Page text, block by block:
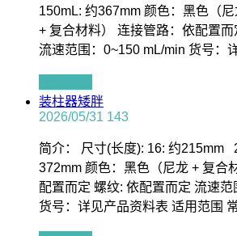
150mL: 约367mm 颜色：黑色（
+ 复合材料） 连接管路：依配置
流速范围：0~150 mL/min 货号：
装柱器矮胖
2026/05/31 143
简介： 尺寸(长度): 16: 约215mm
372mm 颜色：黑色（尼龙 + 复合
配置而定 螺纹: 依配置而定 流速
货号：详见产品资料表 适用范围